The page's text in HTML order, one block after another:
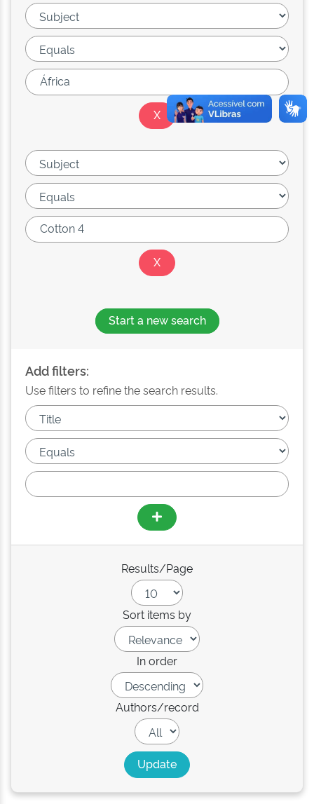
Start a new search
Add filters:
Use filters to refine the search results.
Results/Page
Sort items by
In order
Authors/record